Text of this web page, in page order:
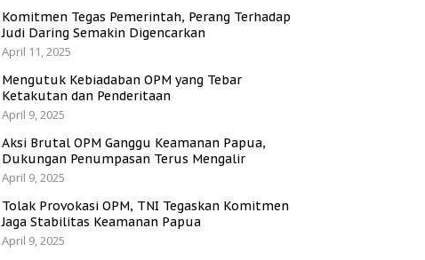
Komitmen Tegas Pemerintah, Perang Terhadap
Judi Daring Semakin Digencarkan
April 11, 2025
Mengutuk Kebiadaban OPM yang Tebar
Ketakutan dan Penderitaan
April 9, 2025
Aksi Brutal OPM Ganggu Keamanan Papua,
Dukungan Penumpasan Terus Mengalir
April 9, 2025
Tolak Provokasi OPM, TNI Tegaskan Komitmen
Jaga Stabilitas Keamanan Papua
April 9, 2025